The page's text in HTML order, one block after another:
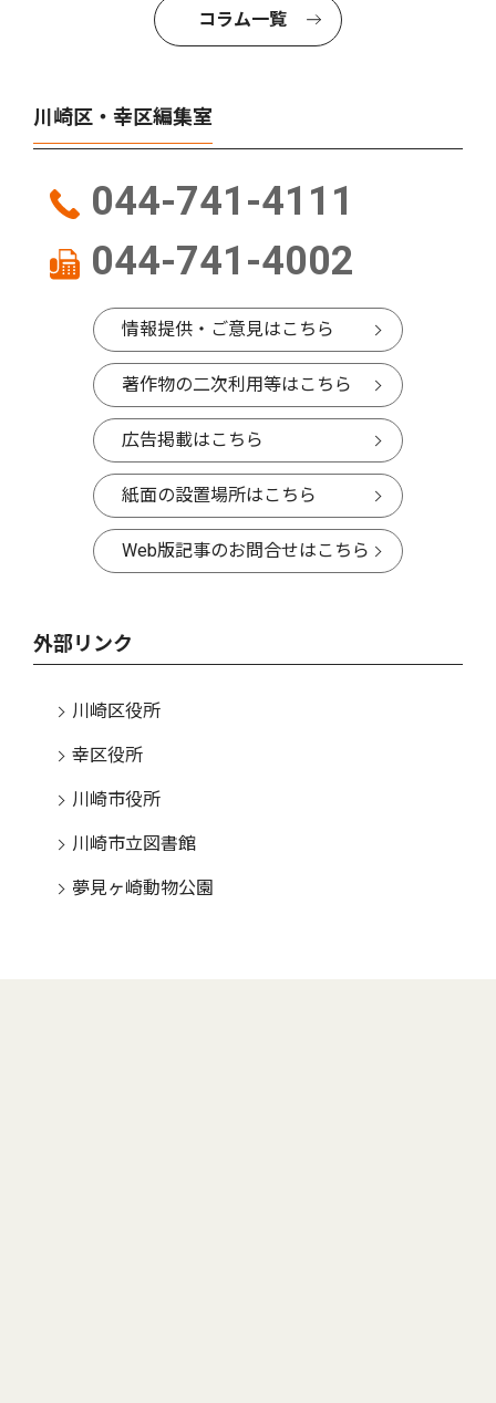
コラム一覧
川崎区・幸区編集室
044-741-4111
044-741-4002
情報提供・ご意見はこちら
著作物の二次利用等はこちら
広告掲載はこちら
紙面の設置場所はこちら
Web版記事のお問合せはこちら
外部リンク
川崎区役所
幸区役所
川崎市役所
川崎市立図書館
夢見ヶ崎動物公園